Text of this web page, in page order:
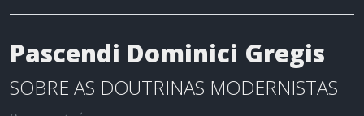
Pascendi Dominici Gregis
SOBRE AS DOUTRINAS MODERNISTAS